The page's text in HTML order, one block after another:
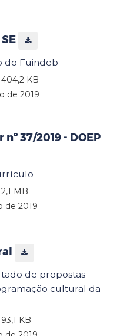
do Fuindeb
KB
de 2019
37/2019 - DOEP
MB
de 2019
de propostas
cultural da
KB